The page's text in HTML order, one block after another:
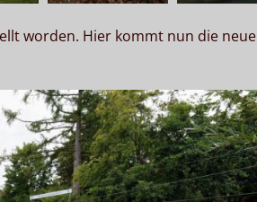
worden. Hier kommt nun die neue